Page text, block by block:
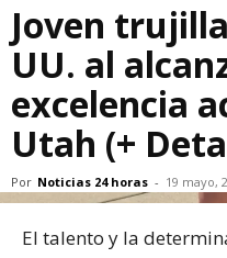
Joven
UU. al
excelencia
Utah (+
Por Noticias 24 horas - 19 mayo,
El talento y la